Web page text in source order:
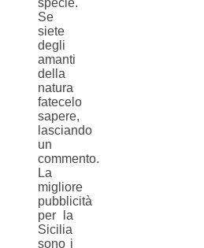
Se
siete
degli
amanti
della
natura
fatecelo
sapere,
lasciando
un
commento.
La
migliore
pubblicità
per la
Sicilia
sono i